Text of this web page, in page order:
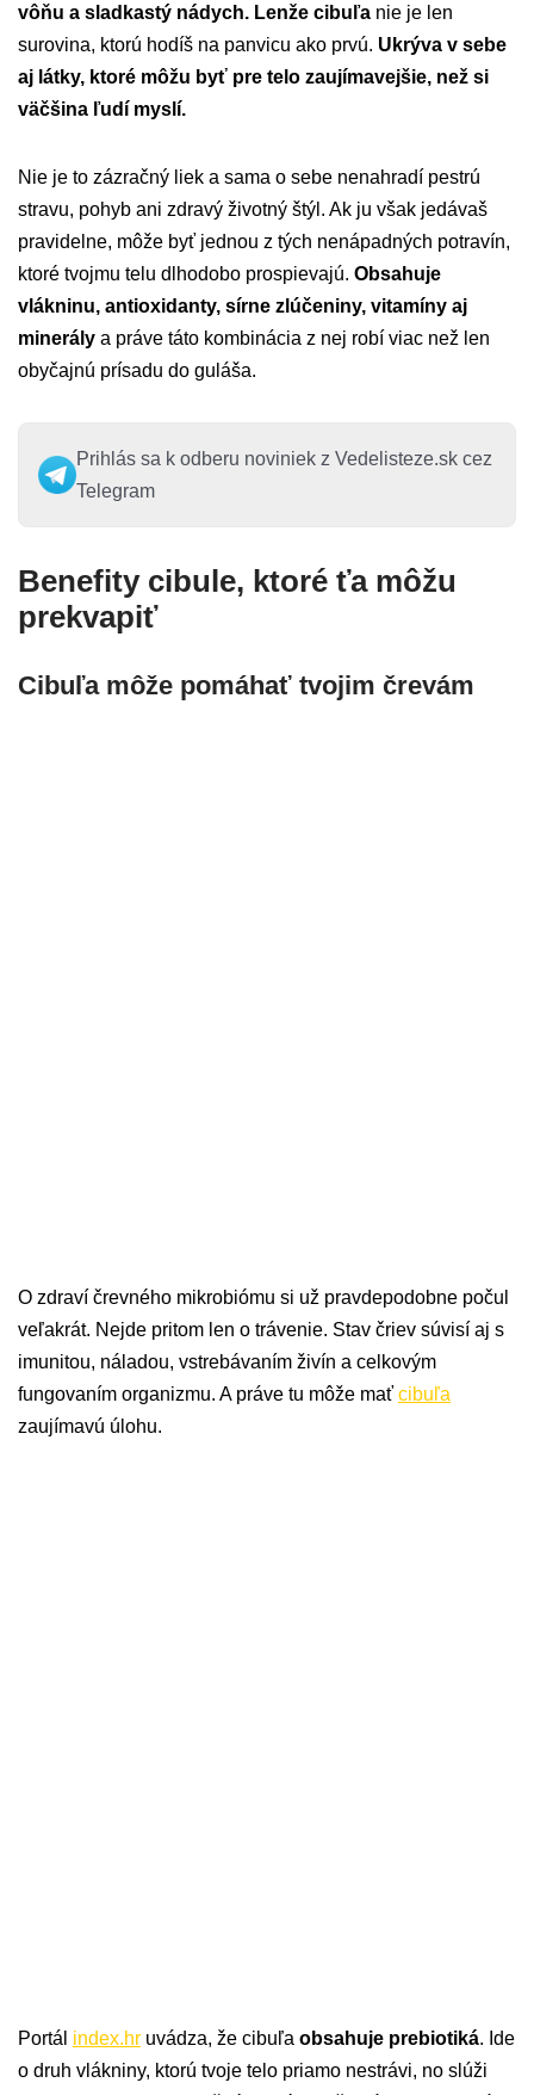
vôňu a sladkastý nádych. Lenže cibuľa nie je len
surovina, ktorú hodíš na panvicu ako prvú. Ukrýva v sebe
aj látky, ktoré môžu byť pre telo zaujímavejšie, než si
väčšina ľudí myslí.
Nie je to zázračný liek a sama o sebe nenahradí pestrú
stravu, pohyb ani zdravý životný štýl. Ak ju však jedávaš
pravidelne, môže byť jednou z tých nenápadných potravín,
ktoré tvojmu telu dlhodobo prospievajú. Obsahuje
vlákninu, antioxidanty, sírne zlúčeniny, vitamíny aj
minerály a práve táto kombinácia z nej robí viac než len
obyčajnú prísadu do guláša.
Prihlás sa k odberu noviniek z Vedelisteze.sk cez
Telegram
Benefity cibule, ktoré ťa môžu
prekvapiť
Cibuľa môže pomáhať tvojim črevám
O zdraví črevného mikrobiómu si už pravdepodobne počul
veľakrát. Nejde pritom len o trávenie. Stav čriev súvisí aj s
imunitou, náladou, vstrebávaním živín a celkovým
fungovaním organizmu. A práve tu môže mať cibuľa
zaujímavú úlohu.
Portál index.hr uvádza, že cibuľa obsahuje prebiotiká. Ide
o druh vlákniny, ktorú tvoje telo priamo nestrávi, no slúži